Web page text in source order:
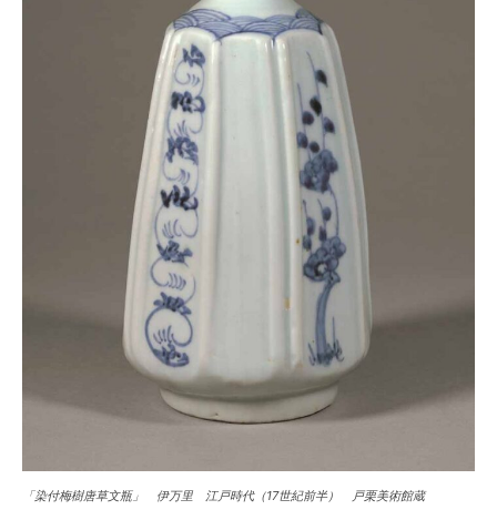
「染付梅樹唐草文瓶」 伊万里 江戸時代（17世紀前半） 戸栗美術館蔵